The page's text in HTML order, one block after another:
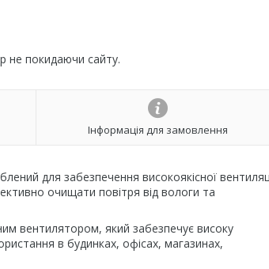
не покидаючи сайту.
Інформація для замовлення
для забезпечення високоякісної
очищати повітря від вологи та
вентилятором, який забезпечує високу
в будинках, офісах, магазинах,